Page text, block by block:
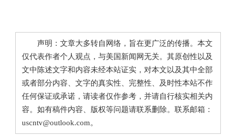
声明：文章大多转自网络，旨在更广泛的传播。本文
仅代表作者个人观点，与美国新闻网无关。其原创性以及
文中陈述文字和内容未经本站证实，对本文以及其中全部
或者部分内容、文字的真实性、完整性、及时性本站不作
任何保证或承诺，请读者仅作参考，并请自行核实相关内
容。如有稿件内容、版权等问题请联系删除。联系邮箱：
uscntv@outlook.com。